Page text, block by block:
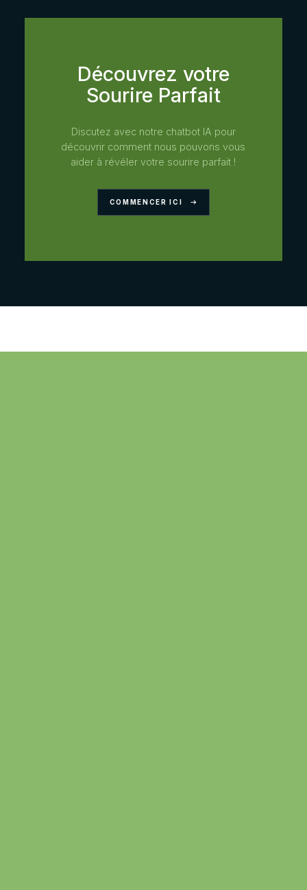
Découvrez votre
Sourire Parfait
Discutez avec notre chatbot IA pour
découvrir comment nous pouvons vous
aider à révéler votre sourire parfait !
COMMENCER ICI